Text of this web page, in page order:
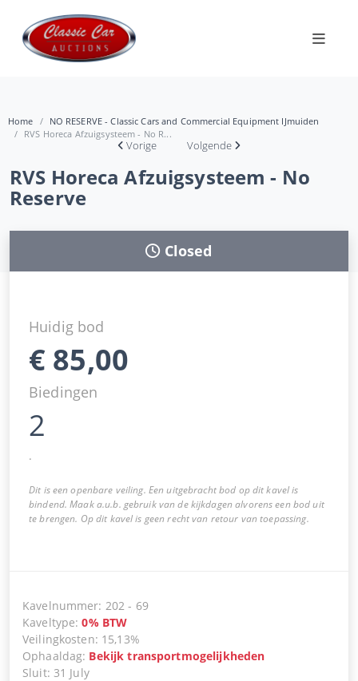
Home
NO RESERVE - Classic Cars and Commercial Equipment IJmuiden
RVS Horeca Afzuigsysteem - No R...
Vorige Volgende
RVS Horeca Afzuigsysteem - No
Reserve
Closed
Huidig bod
€ 85,00
Biedingen
2
.
Dit is een openbare veiling. Een uitgebracht bod op dit kavel is
bindend. Maak a.u.b. gebruik van de kijkdagen alvorens een bod uit
te brengen. Op dit kavel is geen recht van retour van toepassing.
Kavelnummer: 202 - 69
Kaveltype:0% BTW
Veilingkosten: 15,13%
Ophaaldag: Bekijk transportmogelijkheden
Sluit: 31 July